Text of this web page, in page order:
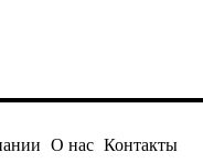
О нас Контакты